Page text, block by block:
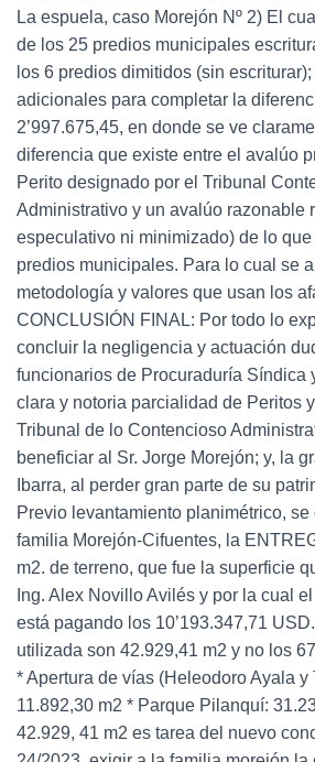
La espuela, caso Morejón Nº 2) El
de los 25 predios municipales
los 6 predios dimitidos (sin
adicionales para completar la
2’997.675,45, en donde se ve
diferencia que existe entre el avalúo
Perito designado por el Tribunal
Administrativo y un avalúo razonable
especulativo ni minimizado) de lo
predios municipales. Para lo cual se
metodología y valores que usan los
CONCLUSIÓN FINAL: Por todo lo
concluir la negligencia y actuación
funcionarios de Procuraduría Síndica
clara y notoria parcialidad de Peritos
Tribunal de lo Contencioso
beneficiar al Sr. Jorge Morejón; y, la
Ibarra, al perder gran parte de su
Previo levantamiento planimétrico,
familia Morejón-Cifuentes, la
m2. de terreno, que fue la superficie
Ing. Alex Novillo Avilés y por la cual
está pagando los 10’193.347,71
utilizada son 42.929,41 m2 y no los
* Apertura de vías (Heleodoro Ayala y
11.892,30 m2 * Parque Pilanquí:
42.929, 41 m2 es tarea del nuevo